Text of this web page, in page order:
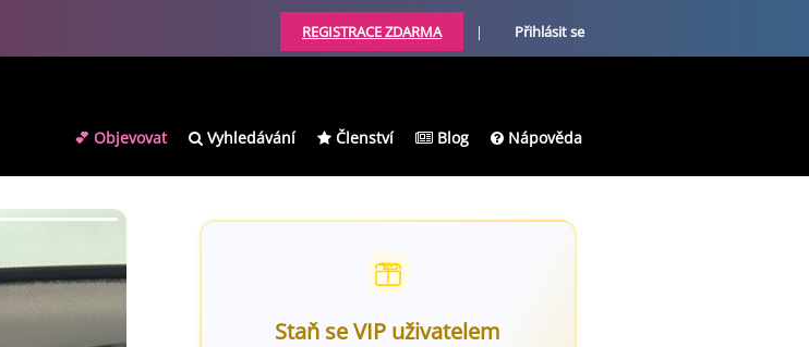
REGISTRACE ZDARMA | Přihlásit se
💕 Objevovat Vyhledávání Členství Blog Nápověda
Staň se VIP uživatelem